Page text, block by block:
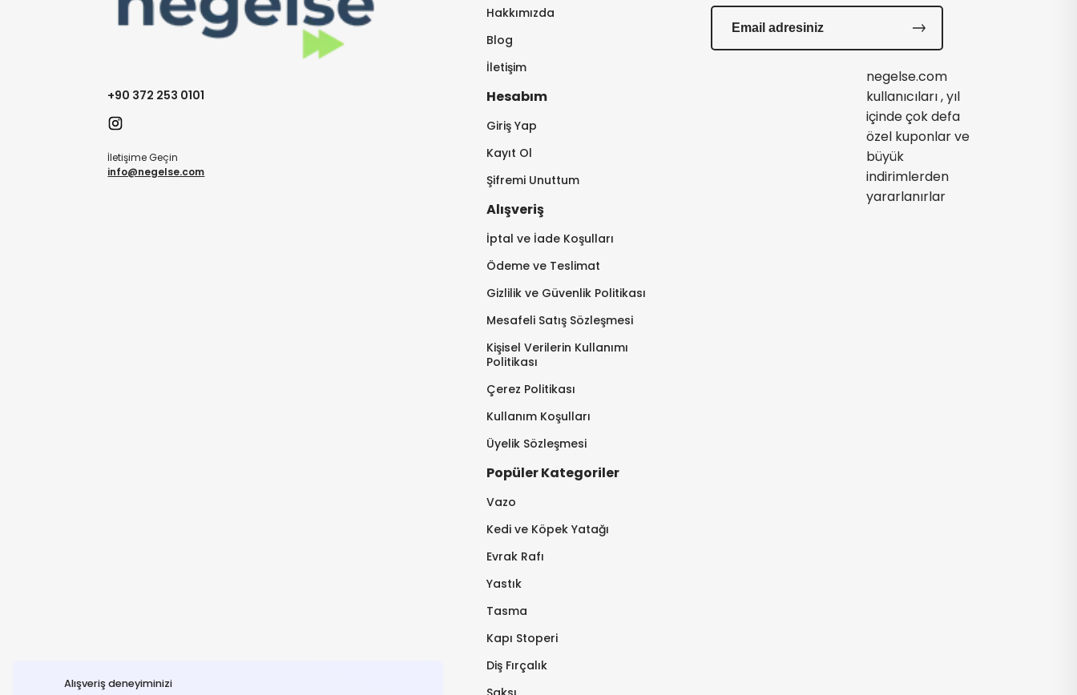
Alışveriş deneyiminizi
+90 372 253 0101
İletişime Geçin
info@negelse.com
Hakkımızda
Blog
İletişim
Hesabım
Giriş Yap
Kayıt Ol
Şifremi Unuttum
Alışveriş
İptal ve İade Koşulları
Ödeme ve Teslimat
Gizlilik ve Güvenlik Politikası
Mesafeli Satış Sözleşmesi
Kişisel Verilerin Kullanımı
Politikası
Çerez Politikası
Kullanım Koşulları
Üyelik Sözleşmesi
Popüler Kategoriler
Vazo
Kedi ve Köpek Yatağı
Evrak Rafı
Yastık
Tasma
Kapı Stoperi
Diş Fırçalık
negelse.com
kullanıcıları , yıl
içinde çok defa
özel kuponlar ve
büyük
indirimlerden
yararlanırlar